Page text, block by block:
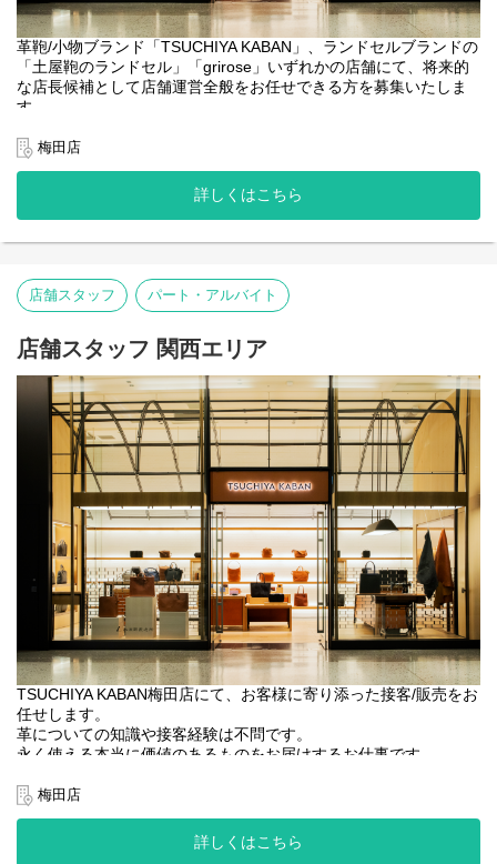
【勤務地について】
初期配属は関西エリアですが、全国31店舗（ランドセル専門店、
革鞄/小物専門店、複合店）へ異動の可能性があります。
地域限定正社員としての採用枠もございますので、関西エリア限
定での勤務をご希望の場合は応募時にその旨お伝えください。
革鞄/小物ブランド「TSUCHIYA KABAN」、ランドセルブランドの
「土屋鞄のランドセル」「grirose」いずれかの店舗にて、将来的
な店長候補として店舗運営全般をお任せできる方を募集いたしま
す。
【業務内容】
●数値管理（売上・予実・KPI）
●スタッフ育成・マネジメント
●接客・販売 ・お客様の製品メンテナンス
●店内ディスプレイ/VMD業務
●在庫管理
【キャリアパス（一例）】
ジメントに関わるキャリア
●スペシャリスト： 接客のスペシャリストとして人材育成などを
担うキャリア
●店舗でのご経験を活かして企画やVMDなど他部門へのキャリアチ
ェンジ（異動実績あり）
【土屋鞄の特徴】
当社はセールを行いません。長く愛していただける製品だからこ
そ、1年を通して適正な価値でお届けしています。
また自社で一貫して製造～販売まで行うSPA企業のため、その価値
（価格）を自分たちで設定できるのも強みです。
本当に価値のある製品に、店舗での忘れられない体験を通してさ
らなる付加価値を生み出し、お客さまへお届けしています。
KABAN店舗では顧客様の愛用品をメンテナンスするなどお客様と
の長いお付き合いも醍醐味です。
【勤務地について】
初期配属は関西エリアですが、全国31店舗（ランドセル専門店、
革鞄/小物専門店、複合店）へ異動の可能性があります。
※地域限定正社員をご希望の場合は応募時にその旨記載くださ
い。
梅田店
詳しくはこちら
店舗スタッフ パート・アルバイト
店舗スタッフ 関西エリア
TSUCHIYA KABAN梅田店にて、お客様に寄り添った接客/販売をお
任せします。
革についての知識や接客経験は不問です。
永く使える本当に価値のあるものをお届けするお仕事です。
【業務内容】
●接客・販売 ・製品メンテナンス
●一部店内ディスプレイ/VMD業務
梅田店
詳しくはこちら